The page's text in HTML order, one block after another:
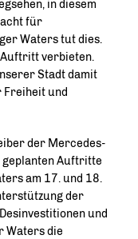
in diesem
für
Waters tut dies.
Auftritt verbieten.
Stadt damit
Freiheit und
der Mercedes-
geplanten Auftritte
am 17. und 18.
der
und
Waters die